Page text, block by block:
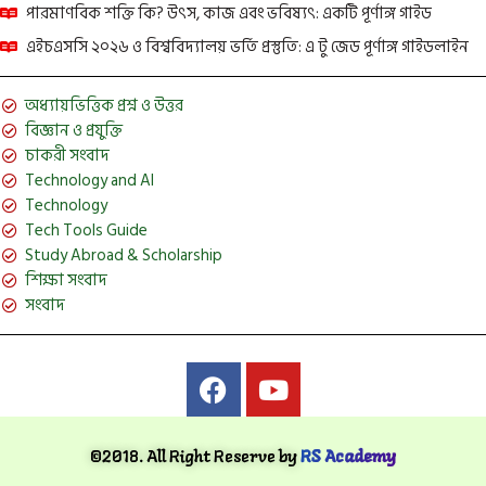
পারমাণবিক শক্তি কি? উৎস, কাজ এবং ভবিষ্যৎ: একটি পূর্ণাঙ্গ গাইড
এইচএসসি ২০২৬ ও বিশ্ববিদ্যালয় ভর্তি প্রস্তুতি: এ টু জেড পূর্ণাঙ্গ গাইডলাইন
অধ্যায়ভিত্তিক প্রশ্ন ও উত্তর
বিজ্ঞান ও প্রযুক্তি
চাকরী সংবাদ
Technology and AI
Technology
Tech Tools Guide
Study Abroad & Scholarship
শিক্ষা সংবাদ
সংবাদ
©2018. All Right Reserve by RS Academy